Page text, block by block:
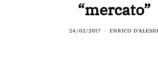
“mercato”
24/02/2017 ENRICO D'ALESIO